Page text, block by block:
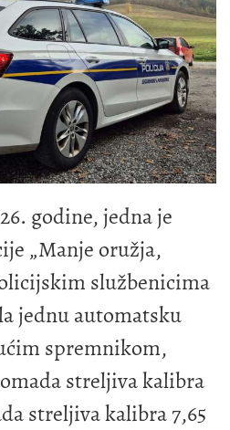
godine, jedna je
„Manje oružja,
službenicima
jednu automatsku
spremnikom,
streljiva kalibra
streljiva kalibra 7,65